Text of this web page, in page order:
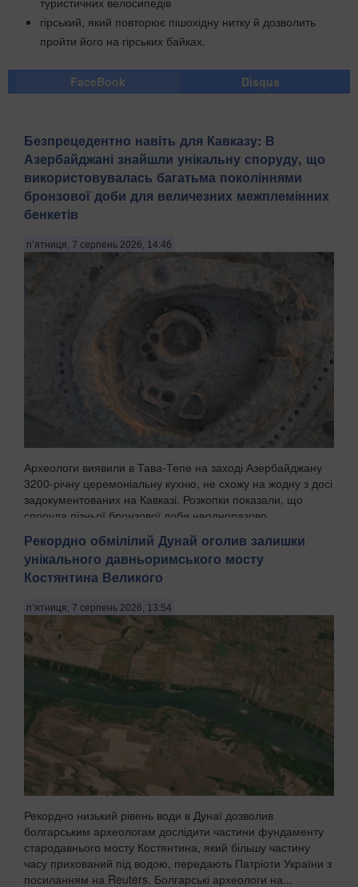
гірський, який повторює пішохідну нитку й дозволить
пройти його на гірських байках.
FaceBook Disqus
Безпрецедентно навіть для Кавказу: В
Азербайджані знайшли унікальну споруду, що
використовувалась багатьма поколіннями
бронзової доби для величезних межплемінних
бенкетів
п’ятниця, 7 серпень 2026, 14:46
Археологи виявили в Тава-Тепе на заході Азербайджану
3200-річну церемоніальну кухню, не схожу на жодну з досі
задокументованих на Кавказі. Розкопки показали, що
споруда пізньої бронзової доби неодноразово
перебудовувалась протягом поколінь, а попередні...
Рекордно обмілілий Дунай оголив залишки
унікального давньоримського мосту
Костянтина Великого
п’ятниця, 7 серпень 2026, 13:54
Рекордно низький рівень води в Дунаї дозволив
болгарським археологам дослідити частини фундаменту
стародавнього мосту Костянтина, який більшу частину
часу прихований під водою, передають Патріоти України з
посиланням на Reuters. Болгарські археологи на...